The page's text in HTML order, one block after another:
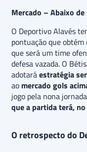
Mercado – Abaixo
O Deportivo Alavés
pontuação que obtém
que será um time
defesa vazada. O
adotaráestratégia
ao mercado gols
jogo pela nona
que a partida terá,
O retrospecto do